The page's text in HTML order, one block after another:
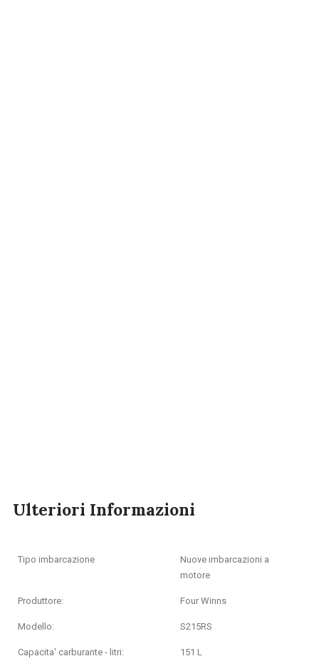
Ulteriori Informazioni
Tipo imbarcazione
Nuove imbarcazioni a
motore
Produttore: Four Winns
Modello: S215RS
Capacita' carburante - litri: 151 L